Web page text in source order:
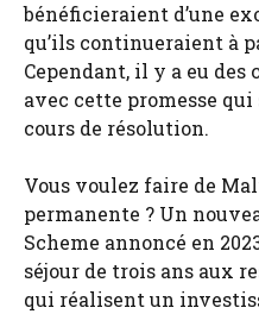
bénéficieraient d’une
qu’ils continueraient à
Cependant, il y a eu
avec cette promesse
cours de résolution.
Vous voulez faire de
permanente ? Un
Scheme annoncé en
séjour de trois ans aux
qui réalisent un